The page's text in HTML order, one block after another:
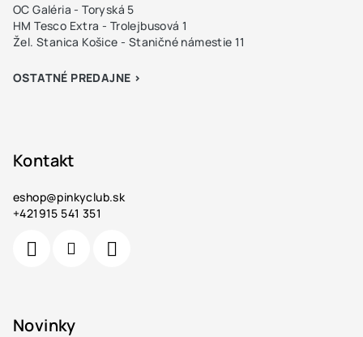
OC Galéria - Toryská 5
HM Tesco Extra - Trolejbusová 1
Žel. Stanica Košice - Staničné námestie 11
OSTATNÉ PREDAJNE >
Kontakt
eshop@pinkyclub.sk
+421915 541 351
Novinky